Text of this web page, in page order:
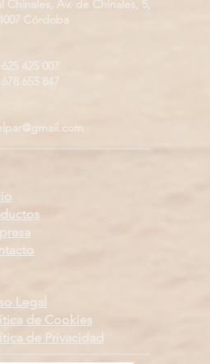
Chinales, Av. de Chinales, 5,
Córdoba
625 425 007
678 655 847
Legal
de Cookies
de Privacidad